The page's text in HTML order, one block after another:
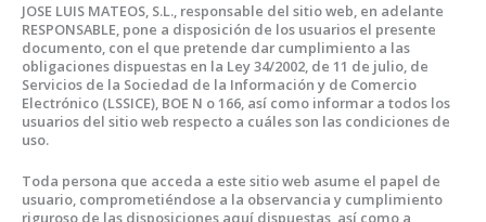
JOSE LUIS MATEOS, S.L., responsable del sitio web, en adelante
RESPONSABLE, pone a disposición de los usuarios el presente
documento, con el que pretende dar cumplimiento a las
obligaciones dispuestas en la Ley 34/2002, de 11 de julio, de
Servicios de la Sociedad de la Información y de Comercio
Electrónico (LSSICE), BOE N o 166, así como informar a todos los
usuarios del sitio web respecto a cuáles son las condiciones de
uso.
Toda persona que acceda a este sitio web asume el papel de
usuario, comprometiéndose a la observancia y cumplimiento
riguroso de las disposiciones aquí dispuestas, así como a